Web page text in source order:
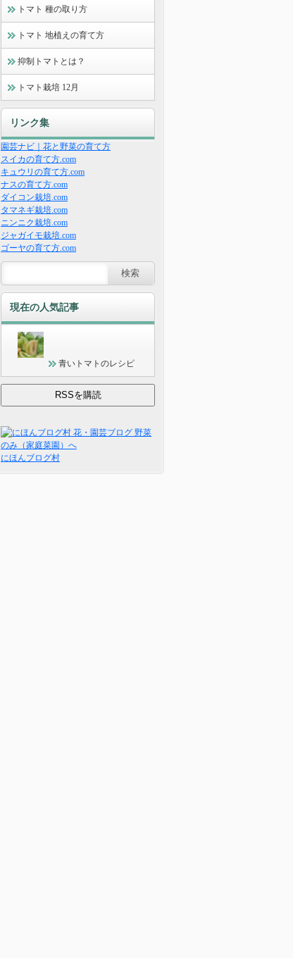
トマト 種の取り方
トマト 地植えの育て方
抑制トマトとは？
トマト栽培 12月
リンク集
園芸ナビ｜花と野菜の育て方
スイカの育て方.com
キュウリの育て方.com
ナスの育て方.com
ダイコン栽培.com
タマネギ栽培.com
ニンニク栽培.com
ジャガイモ栽培.com
ゴーヤの育て方.com
現在の人気記事
青いトマトのレシピ
にほんブログ村